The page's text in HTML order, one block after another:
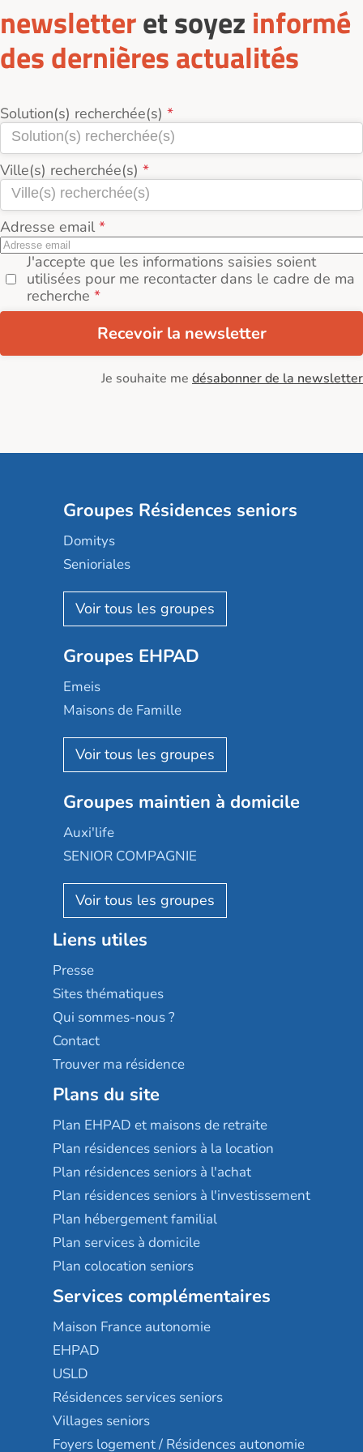
newsletteret soyez informé
des dernières actualités
Solution(s) recherchée(s)
Ville(s) recherchée(s)
Adresse email
J'accepte que les informations saisies soient
utilisées pour me recontacter dans le cadre de ma
recherche
Recevoir la newsletter
Je souhaite me désabonner de la newsletter
Groupes Résidences seniors
Domitys
Senioriales
Nohée
Les Résidentiels
Mobicap
Domusvi
Happy Senior
Aquarelia
Nexity edenea
Les jardins d'Arcadie
Occitalia
Appartseniors
Reseda
Stella management
Les villages d'or
Sérénys
Résidences services Villa Médicis
Groupes EHPAD
Emeis
Maisons de Famille
Korian
Emera
Groupe SOS
Le Noble Âge
Almage
Résidalya
Groupe aplus
Groupes maintien à domicile
Auxi'life
SENIOR COMPAGNIE
AGE D'OR Services
Liens utiles
Presse
Sites thématiques
Qui sommes-nous ?
Contact
Trouver ma résidence
Plans du site
Plan EHPAD et maisons de retraite
Plan résidences seniors à la location
Plan résidences seniors à l'achat
Plan résidences seniors à l'investissement
Plan hébergement familial
Plan services à domicile
Plan colocation seniors
Services complémentaires
Maison France autonomie
EHPAD
USLD
Résidences services seniors
Villages seniors
Foyers logement / Résidences autonomie